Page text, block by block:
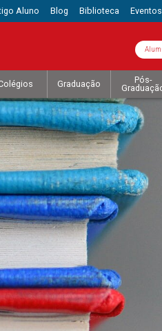
Aluno Blog Biblioteca Eventos
Graduação
Pós-